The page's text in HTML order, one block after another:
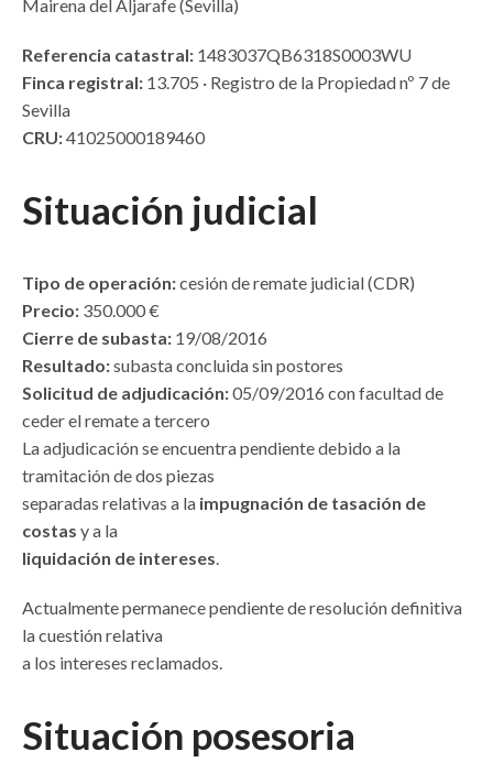
Mairena del Aljarafe (Sevilla)
Referencia catastral: 1483037QB6318S0003WU
Finca registral: 13.705 · Registro de la Propiedad nº 7 de
Sevilla
CRU:41025000189460
Situación judicial
Tipo de operación:cesión de remate judicial (CDR)
Precio: 350.000 €
Cierre de subasta: 19/08/2016
Resultado:subasta concluida sin postores
Solicitud de adjudicación:05/09/2016 con facultad de
ceder el remate a tercero
La adjudicación se encuentra pendiente debido a la
tramitación de dos piezas
separadas relativas a la impugnación de tasación de
costas y a la
liquidación de intereses.
Actualmente permanece pendiente de resolución definitiva
la cuestión relativa
a los intereses reclamados.
Situación posesoria